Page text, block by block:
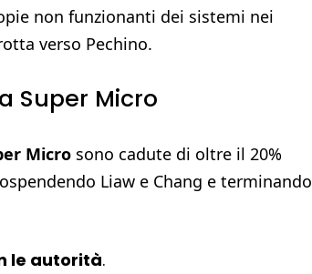
non funzionanti dei sistemi nei
verso Pechino.
Super Micro
Micro sono cadute di oltre il 20%
Liaw e Chang e terminando
le autorità.